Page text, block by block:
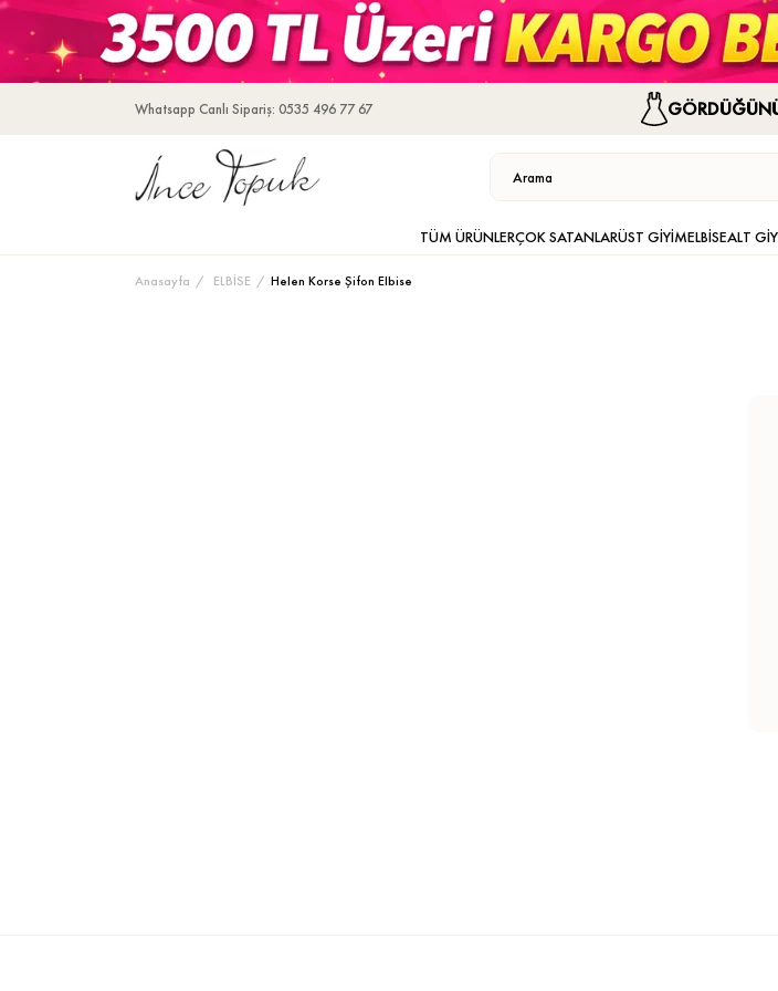
Whatsapp Canlı Sipariş: 0535 496 77 67
TÜM ÜRÜNLERÇOK SATANLARÜST GİYİMELBİSEALT
Anasayfa ELBİSE Helen Korse Şifon Elbise